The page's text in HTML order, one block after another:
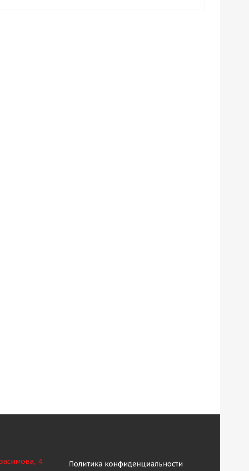
4 Политика конфиденциальности